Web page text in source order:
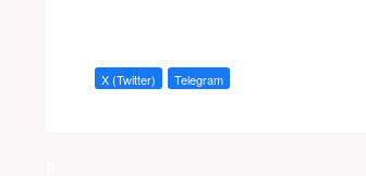
X (Twitter) Telegram